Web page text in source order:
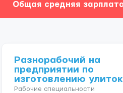
Общая средняя
Разнорабочий на
предприятии по
изготовлению улиток
Рабочие специальности